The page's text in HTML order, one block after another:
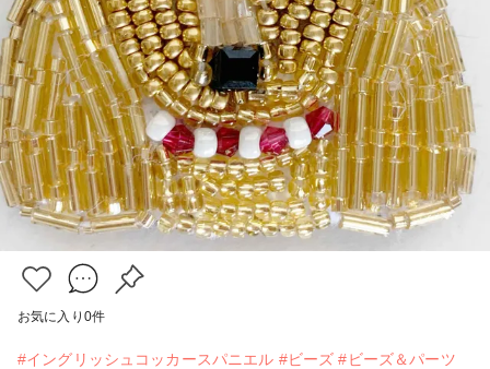
お気に入り 0件
#イングリッシュコッカースパニエル #ビーズ #ビーズ＆パーツ